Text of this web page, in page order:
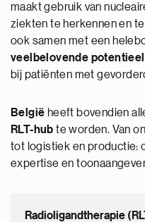
maakt gebruik van
ziekten te herkennen en
ook samen met een
veelbelovende
bij patiënten met
België heeft bovendien
RLT-hub te worden. Van
tot logistiek en productie:
expertise en